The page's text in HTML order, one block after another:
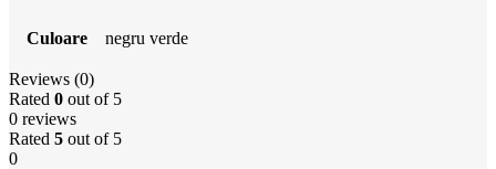
Culoare negru verde
Reviews (0)
Rated 0 out of 5
0 reviews
Rated 5 out of 5
0